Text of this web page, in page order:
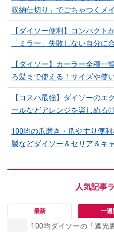
収納仕切り」でごちゃつくメ
【ダイソー便利】コンパクト
「ミラー」失敗しない自分に
【ダイソー】カーラー全種一
ろ髪まで使える！サイズや使
【コスパ最強】ダイソーのエ
ールなどアレンジを楽しめる
100均の爪磨き・爪やすり便
製などダイソー＆セリア＆キ
最新 一週
100均ダイソーの「遮光